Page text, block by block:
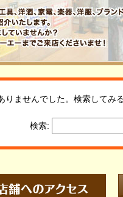
りませんでした。検索してみ
検索: